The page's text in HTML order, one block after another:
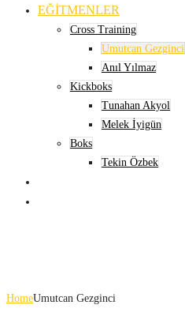
EĞITMENLER
Cross Training
Umutcan Gezginci
Anıl Yılmaz
Kickboks
Tunahan Akyol
Melek İyigün
Boks
Tekin Özbek
HomeUmutcan Gezginci